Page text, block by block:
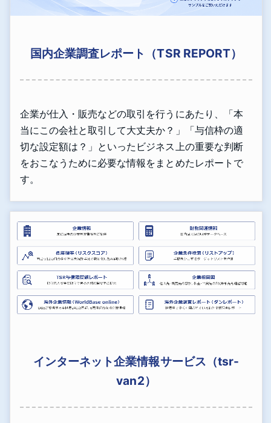
国内企業調査レポート（TSR REPORT）
企業が仕入・販売などの取引を行うにあたり、「本
当にこの会社と取引して大丈夫か？」「与信枠の適
切な設定額は？」といったビジネス上の重要な判断
をおこなうために必要な情報をまとめたレポートで
す。
インターネット企業情報サービス（tsr-
van2）